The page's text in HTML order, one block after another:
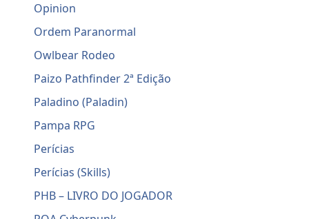
Opinion
Ordem Paranormal
Owlbear Rodeo
Paizo Pathfinder 2ª Edição
Paladino (Paladin)
Pampa RPG
Perícias
Perícias (Skills)
PHB – LIVRO DO JOGADOR